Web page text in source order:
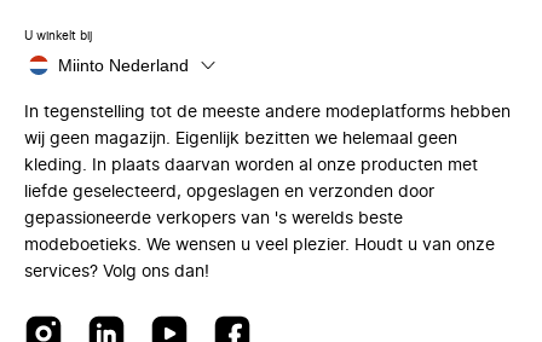
U winkelt bij
Miinto Nederland
In tegenstelling tot de meeste andere modeplatforms hebben
wij geen magazijn. Eigenlijk bezitten we helemaal geen
kleding. In plaats daarvan worden al onze producten met
liefde geselecteerd, opgeslagen en verzonden door
gepassioneerde verkopers van 's werelds beste
modeboetieks. We wensen u veel plezier. Houdt u van onze
services? Volg ons dan!